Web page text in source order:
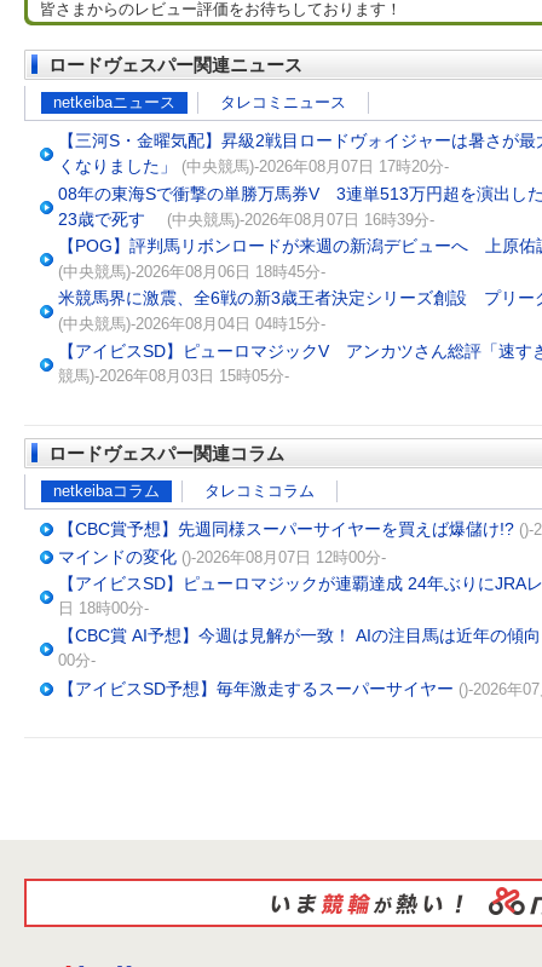
皆さまからのレビュー評価をお待ちしております！
ロードヴェスパー関連ニュース
netkeibaニュース タレコミニュース
【三河S・金曜気配】昇級2戦目ロードヴォイジャーは暑さが
くなりました」
(中央競馬)-2026年08月07日 17時20分-
08年の東海Sで衝撃の単勝万馬券V 3連単513万円超を演出し
23歳で死す
(中央競馬)-2026年08月07日 16時39分-
【POG】評判馬リボンロードが来週の新潟デビューへ 上原
(中央競馬)-2026年08月06日 18時45分-
米競馬界に激震、全6戦の新3歳王者決定シリーズ創設 プリー
(中央競馬)-2026年08月04日 04時15分-
【アイビスSD】ピューロマジックV アンカツさん総評「速す
競馬)-2026年08月03日 15時05分-
ロードヴェスパー関連コラム
netkeibaコラム タレコミコラム
【CBC賞予想】先週同様スーパーサイヤーを買えば爆儲け!? ()-
マインドの変化 ()-2026年08月07日 12時00分-
【アイビスSD】ピューロマジックが連覇達成 24年ぶりにJRA
日 18時00分-
【CBC賞 AI予想】今週は見解が一致！ AIの注目馬は近年の傾
00分-
【アイビスSD予想】毎年激走するスーパーサイヤー ()-2026年